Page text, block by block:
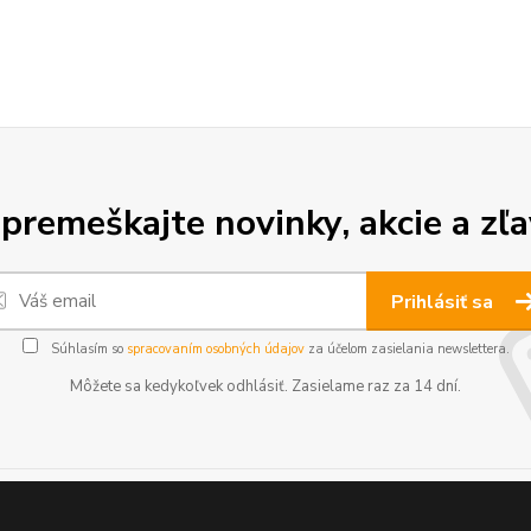
novinky, akcie a
Prihlásiť sa
Súhlasím so spracovaním osobných údajovza účelom zasielania newslettera.
Môžete sa kedykoľvek odhlásiť. Zasielame raz za 14 dní.